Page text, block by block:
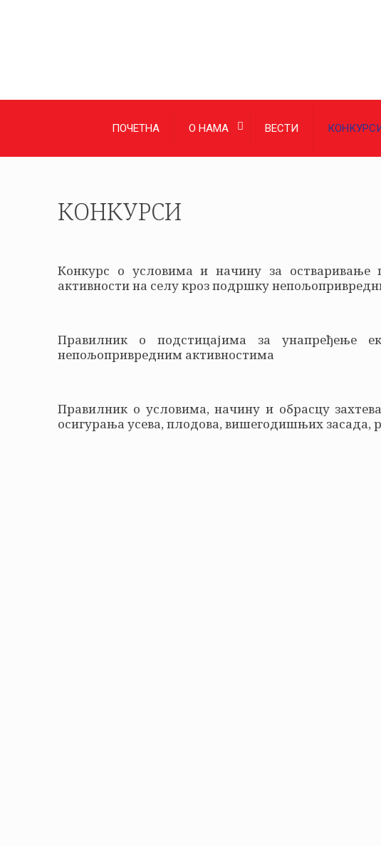
ПОЧЕТНА О НАМА ВЕСТИ
КОНКУРСИ
Конкурс о условима и начину за остваривање
активности на селу кроз подршку
Правилник о подстицајима за унапређење
непољопривредним активностима
Правилник о условима, начину и обрасцу
осигурања усева, плодова, вишегодишњих засада,